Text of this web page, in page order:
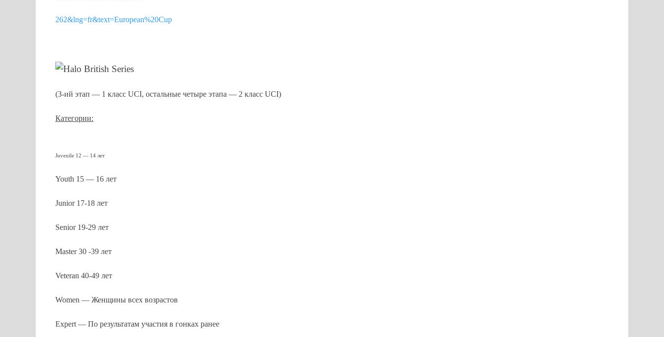
262&lng=fr&text=European%20Cup
Halo British Series
(3-ий этап — 1 класс UCI, остальные четыре этапа — 2 класс UCI)
Категории:
Juvenile 12 — 14 лет
Youth 15 — 16 лет
Junior 17-18 лет
Senior 19-29 лет
Master 30 -39 лет
Veteran 40-49 лет
Women — Женщины всех возрастов
Expert — По результатам участия в гонках ранее